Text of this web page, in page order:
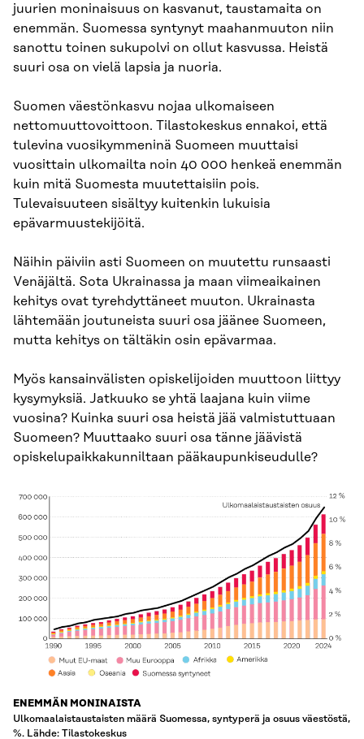
juurien moninaisuus on kasvanut, taustamaita on
enemmän. Suomessa syntynyt maahanmuuton niin
sanottu toinen sukupolvi on ollut kasvussa. Heistä
suuri osa on vielä lapsia ja nuoria.
Suomen väestönkasvu nojaa ulkomaiseen
nettomuuttovoittoon. Tilastokeskus ennakoi, että
tulevina vuosikymmeninä Suomeen muuttaisi
vuosittain ulkomailta noin 40 000 henkeä enemmän
kuin mitä Suomesta muutettaisiin pois.
Tulevaisuuteen sisältyy kuitenkin lukuisia
epävarmuustekijöitä.
Näihin päiviin asti Suomeen on muutettu runsaasti
Venäjältä. Sota Ukrainassa ja maan viimeaikainen
kehitys ovat tyrehdyttäneet muuton. Ukrainasta
lähtemään joutuneista suuri osa jäänee Suomeen,
mutta kehitys on tältäkin osin epävarmaa.
Myös kansainvälisten opiskelijoiden muuttoon liittyy
kysymyksiä. Jatkuuko se yhtä laajana kuin viime
vuosina? Kuinka suuri osa heistä jää valmistuttuaan
Suomeen? Muuttaako suuri osa tänne jäävistä
opiskelupaikkakunniltaan pääkaupunkiseudulle?
ENEMMÄN MONINAISTA
Ulkomaalaistaustaisten määrä Suomessa, syntyperä ja osuus väestöstä,
%. Lähde: Tilastokeskus